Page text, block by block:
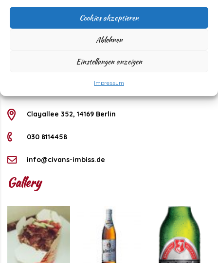
Cookies akzeptieren
Ablehnen
Einstellungen anzeigen
Impressum
Wednesday
11 - 22 Uhr
11 - 21 Uhr
Clayallee 352, 14169 Berlin
030 8114458
info@civans-imbiss.de
Gallery